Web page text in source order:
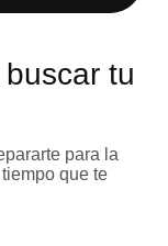
tu
para la
que te